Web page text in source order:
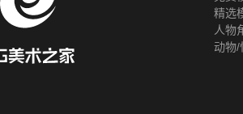
精选
人物
动物/